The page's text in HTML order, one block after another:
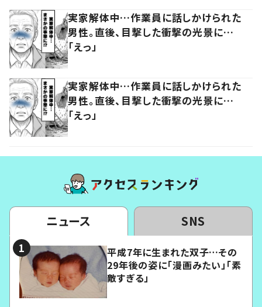
実家解体中…作業員に話しかけられた
男性。直後、目撃した衝撃の光景に…
「えっ」
実家解体中…作業員に話しかけられた
男性。直後、目撃した衝撃の光景に…
「えっ」
ニュース SNS
平成7年に生まれた双子…その
29年後の姿に「漫画みたい」「素
敵すぎる」